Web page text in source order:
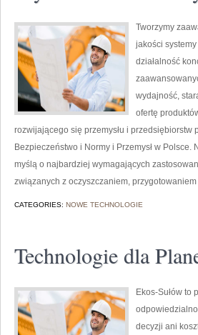
Tworzymy
jakości
działalność
wydajność,
ofertę
rozwijającego się przemysłu i
Bezpieczeństwo i Normy i Przemysł w
myślą o najbardziej wymagających
związanych z oczyszczaniem,
CATEGORIES: NOWE TECHNOLOGIE
Technologie dla
Ekos-Sułów to
decyzji ani